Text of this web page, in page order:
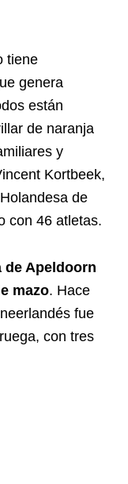
tiene
genera
están
de naranja
y
Kortbeek,
de
con 46 atletas.
de Apeldoorn
mazo. Hace
fue
con tres